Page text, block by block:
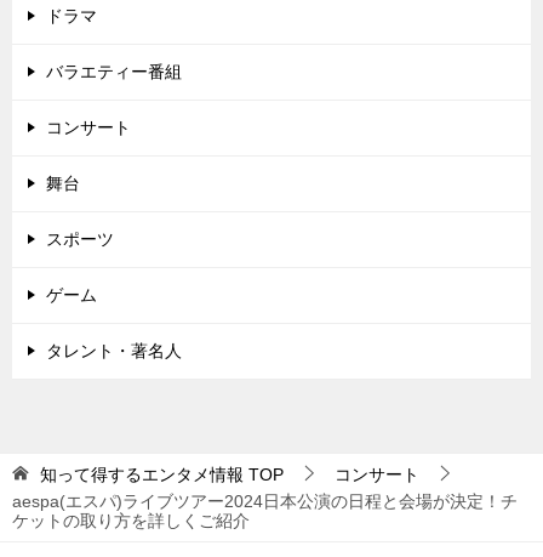
ョ
ドラマ
バラエティー番組
コンサート
舞台
スポーツ
ゲーム
タレント・著名人
知って得するエンタメ情報 TOP
コンサート
aespa(エスパ)ライブツアー2024日本公演の日程と会場が決定！チ
ケットの取り方を詳しくご紹介